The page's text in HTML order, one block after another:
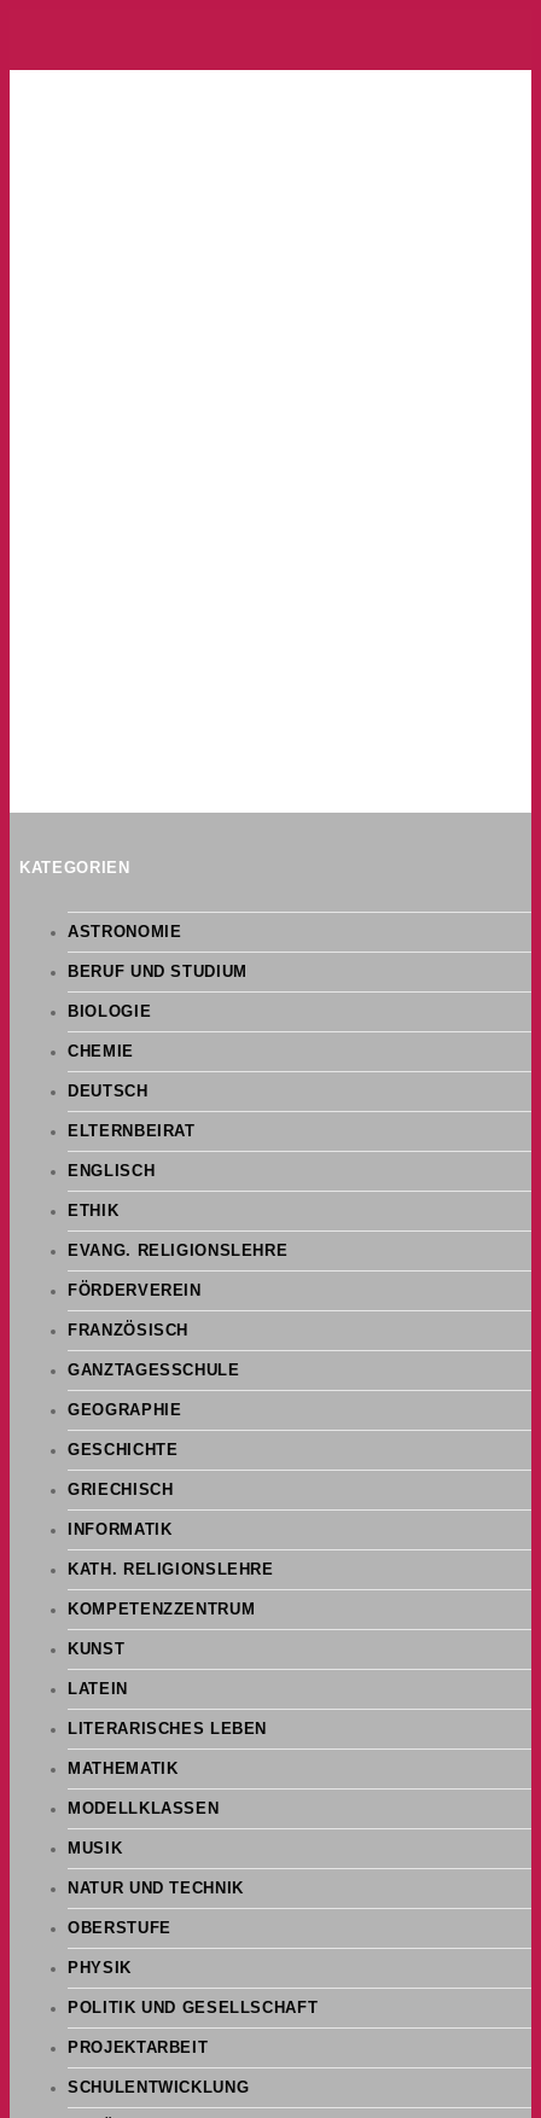
KATEGORIEN
ASTRONOMIE
BERUF UND STUDIUM
BIOLOGIE
CHEMIE
DEUTSCH
ELTERNBEIRAT
ENGLISCH
ETHIK
EVANG. RELIGIONSLEHRE
FÖRDERVEREIN
FRANZÖSISCH
GANZTAGESSCHULE
GEOGRAPHIE
GESCHICHTE
GRIECHISCH
INFORMATIK
KATH. RELIGIONSLEHRE
KOMPETENZZENTRUM
KUNST
LATEIN
LITERARISCHES LEBEN
MATHEMATIK
MODELLKLASSEN
MUSIK
NATUR UND TECHNIK
OBERSTUFE
PHYSIK
POLITIK UND GESELLSCHAFT
PROJEKTARBEIT
SCHULENTWICKLUNG